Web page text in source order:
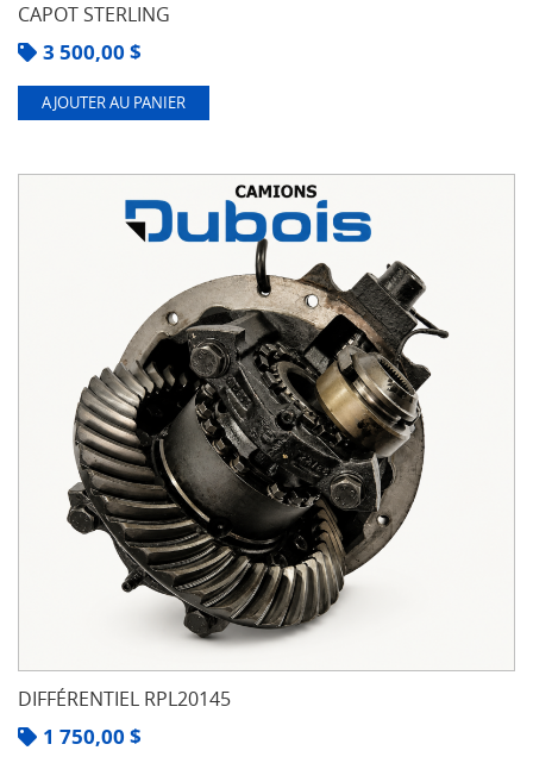
CAPOT STERLING
3 500,00 $
AJOUTER AU PANIER
DIFFÉRENTIEL RPL20145
1 750,00 $